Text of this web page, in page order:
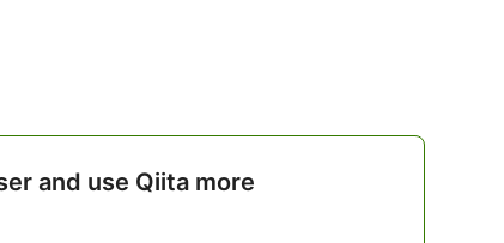
and use Qiita more